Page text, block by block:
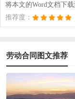
将本文的Word文档下
推荐度：
劳动合同图文推荐